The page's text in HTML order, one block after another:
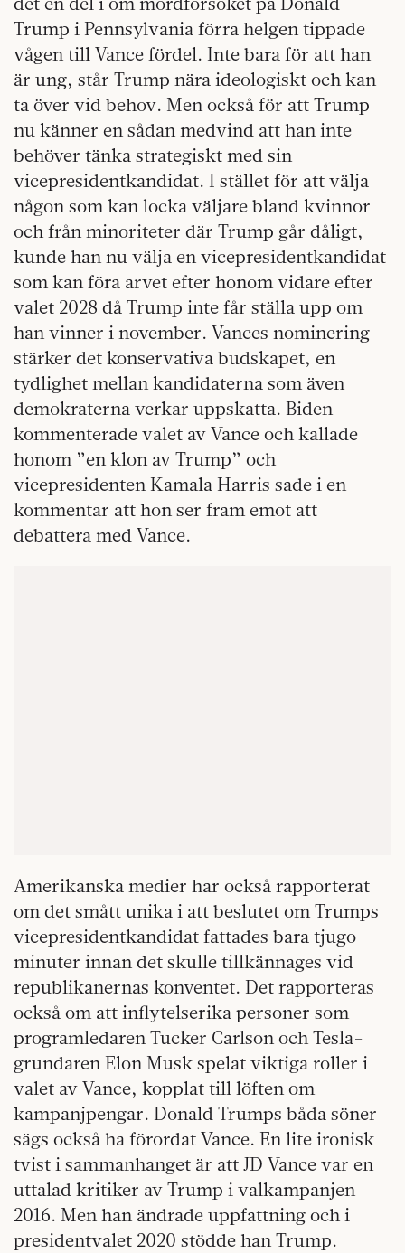
Trump i Pennsylvania förra helgen tippade
vågen till Vance fördel. Inte bara för att han
är ung, står Trump nära ideologiskt och kan
ta över vid behov. Men också för att Trump
nu känner en sådan medvind att han inte
behöver tänka strategiskt med sin
vicepresidentkandidat. I stället för att välja
någon som kan locka väljare bland kvinnor
och från minoriteter där Trump går dåligt,
kunde han nu välja en vicepresidentkandidat
som kan föra arvet efter honom vidare efter
valet 2028 då Trump inte får ställa upp om
han vinner i november. Vances nominering
stärker det konservativa budskapet, en
tydlighet mellan kandidaterna som även
demokraterna verkar uppskatta. Biden
kommenterade valet av Vance och kallade
honom ”en klon av Trump” och
vicepresidenten Kamala Harris sade i en
kommentar att hon ser fram emot att
debattera med Vance.
Amerikanska medier har också rapporterat
om det smått unika i att beslutet om Trumps
vicepresidentkandidat fattades bara tjugo
minuter innan det skulle tillkännages vid
republikanernas konventet. Det rapporteras
också om att inflytelserika personer som
programledaren Tucker Carlson och Tesla-
grundaren Elon Musk spelat viktiga roller i
valet av Vance, kopplat till löften om
kampanjpengar. Donald Trumps båda söner
sägs också ha förordat Vance. En lite ironisk
tvist i sammanhanget är att JD Vance var en
uttalad kritiker av Trump i valkampanjen
2016. Men han ändrade uppfattning och i
presidentvalet 2020 stödde han Trump.